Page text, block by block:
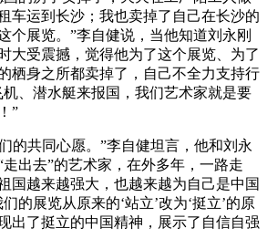
车运到长沙；我也卖掉了自己在长沙的
个展览。”李自健说，当他知道刘永刚
大受震撼，觉得他为了这个展览、为了
栖身之所都卖掉了，自己不全力支持行
、潜水艇来报国，我们艺术家就是要
”
共同心愿。”李自健坦言，他和刘永
走出去”的艺术家，在外多年，一路走
国越来越强大，也越来越为自己是中国
的展览从原来的‘站立’改为‘挺立’的原
出了挺立的中国精神，展示了自信自强